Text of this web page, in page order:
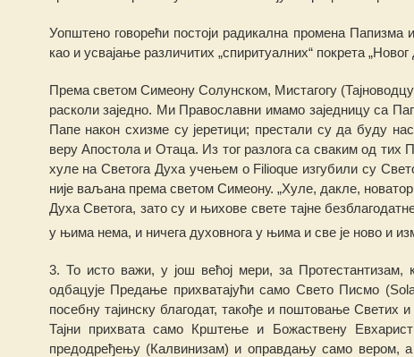
Уопштено говорећи постоји радикална промена Папизма
као и усвајање различитих „спиритуалних“ покрета „Новог
Према светом Симеону Солунском, Мистагогу
расколи заједно. Ми Православни имамо заједницу са
Папе након схизме су јеретици; престали су да буду
веру Апостола и Отаца. Из тогразлога са сваким од тих
хуле на Светога Духа учењем о Filioque изгубили су
није ваљана према светом Симеону. „Хуле, дакле,
Духа Светога, зато су и њихове свете тајне безблагодатн
у њима нема, и ничега духовнога у њима и све је ново и
3. То исто важи, у још већој мери, за Протестантизам,
одбацује Предање прихватајући само Свето Писмо (
посебнутајинску благодат, такође и поштовање Светих
Тајни прихвата само Крштење и Божаствену
предодређењу (Калвинизам) и оправдању само вером,